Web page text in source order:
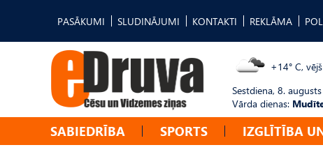
PASĀKUMI SLUDINĀJUMI KONTAKTI REKLĀMA
+14° C,
Sestdiena, 8. augusts
Vārda dienas:
SABIEDRĪBA SPORTS IZGLĪTĪBA